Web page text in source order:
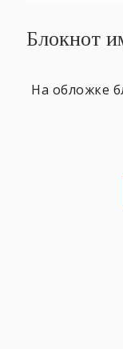
Блокнот
На обложке